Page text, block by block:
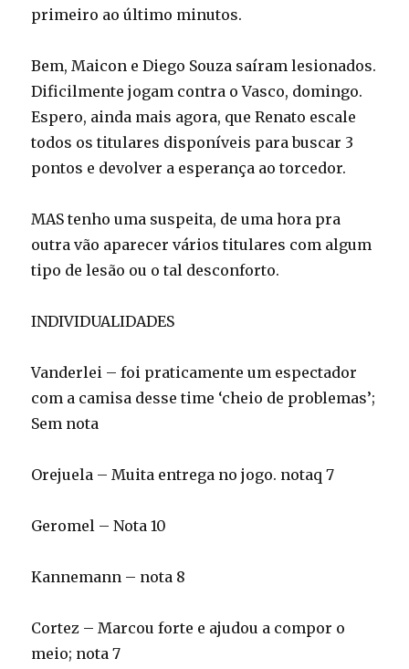
primeiro ao último minutos.
Bem, Maicon e Diego Souza saíram lesionados.
Dificilmente jogam contra o Vasco, domingo.
Espero, ainda mais agora, que Renato escale
todos os titulares disponíveis para buscar 3
pontos e devolver a esperança ao torcedor.
MAS tenho uma suspeita, de uma hora pra
outra vão aparecer vários titulares com algum
tipo de lesão ou o tal desconforto.
INDIVIDUALIDADES
Vanderlei – foi praticamente um espectador
com a camisa desse time ‘cheio de problemas’;
Sem nota
Orejuela – Muita entrega no jogo. notaq 7
Geromel – Nota 10
Kannemann – nota 8
Cortez – Marcou forte e ajudou a compor o
meio; nota 7